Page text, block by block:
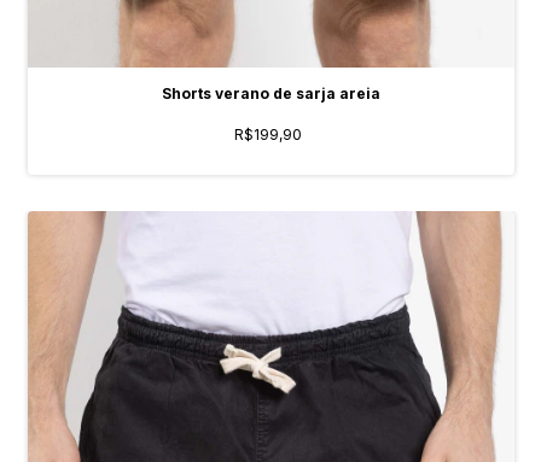
Shorts verano de sarja areia
R$199,90